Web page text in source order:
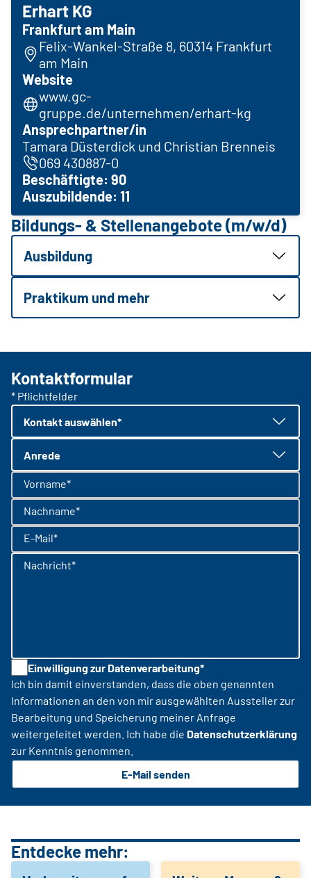
Erhart KG
Frankfurt am Main
Felix-Wankel-Straße 8, 60314 Frankfurt
am Main
Website
www.gc-
gruppe.de/unternehmen/erhart-kg
Ansprechpartner/in
Tamara Düsterdick und Christian Brenneis
069 430887-0
Beschäftigte: 90
Auszubildende: 11
Bildungs- & Stellenangebote (m/w/d)
Ausbildung
Praktikum und mehr
Kontaktformular
* Pflichtfelder
Kontakt auswählen*
Anrede
Vorname*
Nachname*
E-Mail*
Nachricht*
Einwilligung zur Datenverarbeitung*
Ich bin damit einverstanden, dass die oben genannten
Informationen an den von mir ausgewählten Aussteller zur
Bearbeitung und Speicherung meiner Anfrage
weitergeleitet werden. Ich habe die Datenschutzerklärung
zur Kenntnis genommen.
E-Mail senden
Entdecke mehr: